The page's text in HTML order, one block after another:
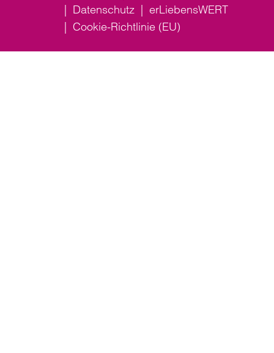
Datenschutz
erLiebensWERT
Cookie-Richtlinie (EU)